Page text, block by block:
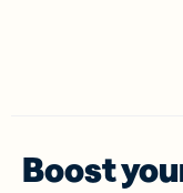
Boost